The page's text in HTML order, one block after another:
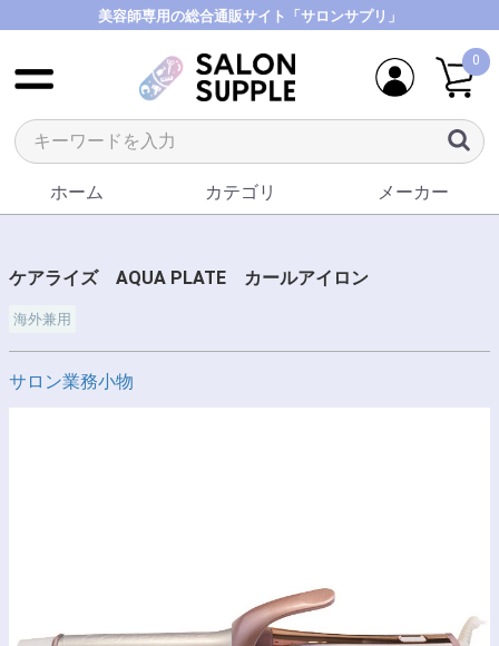
美容師専用の総合通販サイト「サロンサプリ」
0
ホーム カテゴリ メーカー
ケアライズ AQUA PLATE カールアイロン
海外兼用
サロン業務小物